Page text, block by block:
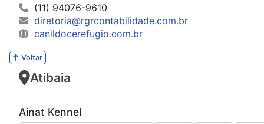
(11) 94076-9610
diretoria@rgrcontabilidade.com.br
canildocerefugio.com.br
Voltar
Atibaia
Ainat Kennel